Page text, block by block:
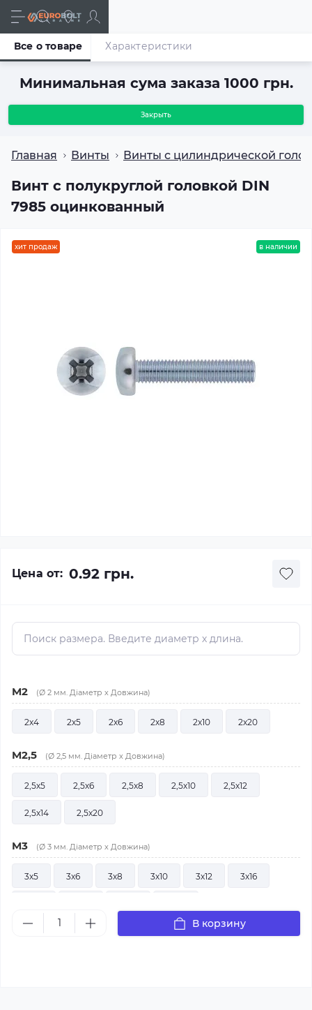
Минимальная сума заказа 1000 грн.
Закрыть
Главная Винты Винты с цилиндрической
Винт с полукруглой головкой DIN
7985 оцинкованный
Все о товаре Характеристики
хит продаж в наличии
Цена от: 0.92 грн.
M2 (Ø 2 мм. Діаметр х Довжина)
2х4 2х5 2х6 2х8 2х10 2х20
M2,5 (Ø 2,5 мм. Діаметр х Довжина)
2,5х5 2,5х6 2,5х8 2,5х10 2,5х12
2,5х14 2,5х20
M3 (Ø 3 мм. Діаметр х Довжина)
3х5 3х6 3х8 3х10 3х12 3х16
(Ø 4 мм. Діаметр х Довжина)
В корзину